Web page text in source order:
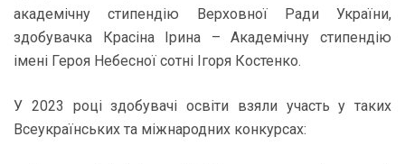
академічну стипендію Верховної Ради України,
здобувачка Красіна Ірина – Академічну стипендію
імені Героя Небесної сотні Ігоря Костенко.
У 2023 році здобувачі освіти взяли участь у таких
Всеукраїнських та міжнародних конкурсах: